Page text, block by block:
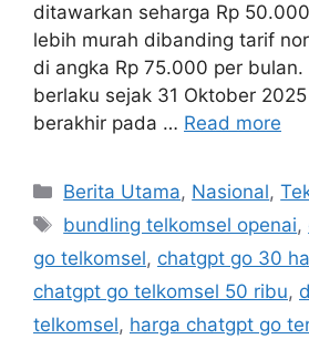
ditawarkan seharga Rp
lebih murah dibanding tarif
di angka Rp 75.000 per bulan.
berlaku sejak 31 Oktober
berakhir pada … Read more
C
a
e
g
o
Berita Utama, Nasional,
T
a
s
bundling telkomsel openai,
go telkomsel, chatgpt go 30
chatgpt go telkomsel 50 ribu,
telkomsel, harga chatgpt go